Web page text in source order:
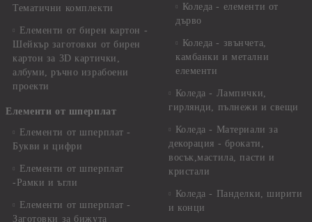
Тематични комплекти
Елементи от бирен картон -
Шейкър заготовки от бирен
картон за 3D картички,
албуми, ръчно израбоени
проекти
Елементи от шперплат
Елементи от шперплат -
Букви и цифри
Елементи от шперплат
-Рамки и ъгли
Елементи от шперплат -
Заготовки за бижута
Коледа - елементи от
дърво
Коледа - звънчета,
камбанки и метални
елементи
Коледа - Лампички,
гирлянди, пълнежи и свещи
Коледа - Материали за
декорация - брокати,
восък,мастила, пасти и
кристали
Коледа - Панделки, ширити
и конци